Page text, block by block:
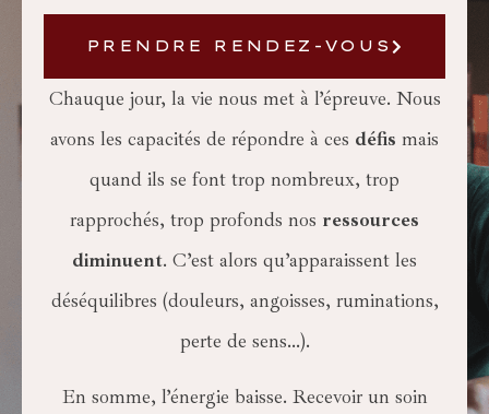
PRENDRE RENDEZ-VOUS
Chauque jour, la vie nous met à l’épreuve. Nous
avons les capacités de répondre à ces défis mais
quand ils se font trop nombreux, trop
rapprochés, trop profonds nos ressources
diminuent. C’est alors qu’apparaissent les
déséquilibres (douleurs, angoisses, ruminations,
perte de sens…).
En somme, l’énergie baisse. Recevoir un soin